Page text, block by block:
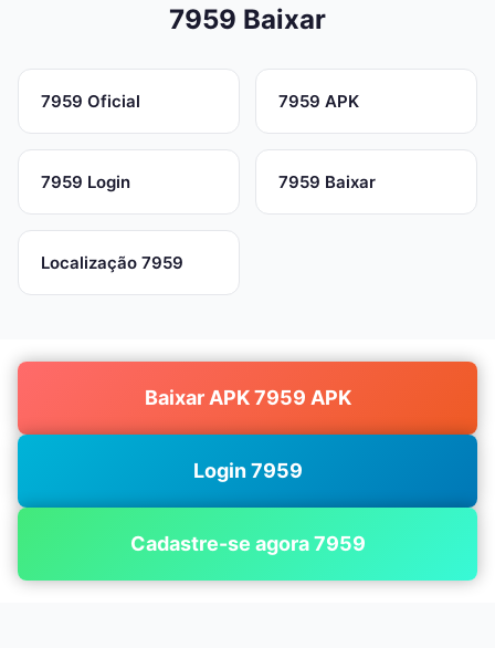
7959 Baixar
7959 Oficial 7959 APK
7959 Login 7959 Baixar
Localização 7959
Baixar APK 7959 APK
Login 7959
Cadastre-se agora 7959